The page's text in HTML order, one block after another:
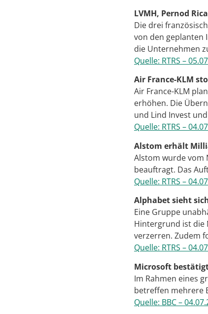
LVMH, Pernod
Die drei
von den geplanten
die Unternehmen
Quelle: RTRS –
Air France-KLM
Air France-KLM
erhöhen. Die
und Lind Invest
Quelle: RTRS –
Alstom erhält
Alstom wurde vom
beauftragt. Das
Quelle: RTRS –
Alphabet sieht
Eine Gruppe
Hintergrund ist die
verzerren. Zudem
Quelle: RTRS –
Microsoft
Im Rahmen eines
betreffen mehrere
Quelle: BBC –